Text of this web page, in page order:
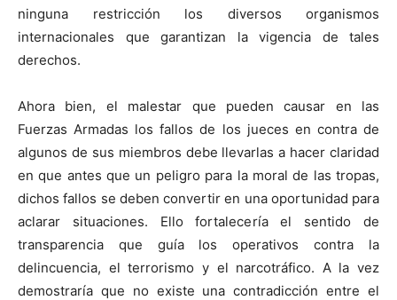
ninguna restricción los diversos organismos
internacionales que garantizan la vigencia de tales
derechos.
Ahora bien, el malestar que pueden causar en las
Fuerzas Armadas los fallos de los jueces en contra de
algunos de sus miembros debe llevarlas a hacer claridad
en que antes que un peligro para la moral de las tropas,
dichos fallos se deben convertir en una oportunidad para
aclarar situaciones. Ello fortalecería el sentido de
transparencia que guía los operativos contra la
delincuencia, el terrorismo y el narcotráfico. A la vez
demostraría que no existe una contradicción entre el